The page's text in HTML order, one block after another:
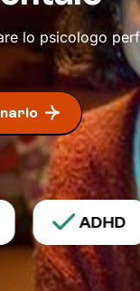
lo psicologo
ADHD